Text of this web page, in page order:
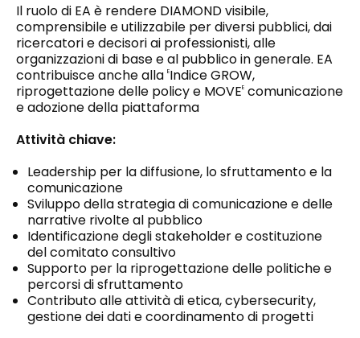
Il ruolo di EA è rendere DIAMOND visibile,
comprensibile e utilizzabile per diversi pubblici, dai
ricercatori e decisori ai professionisti, alle
organizzazioni di base e al pubblico in generale. EA
contribuisce anche alla EIndice GROW,
riprogettazione delle policy e MOVEE comunicazione
e adozione della piattaforma
Attività chiave:
Leadership per la diffusione, lo sfruttamento e la
comunicazione
Sviluppo della strategia di comunicazione e delle
narrative rivolte al pubblico
Identificazione degli stakeholder e costituzione
del comitato consultivo
Supporto per la riprogettazione delle politiche e
percorsi di sfruttamento
Contributo alle attività di etica, cybersecurity,
gestione dei dati e coordinamento di progetti